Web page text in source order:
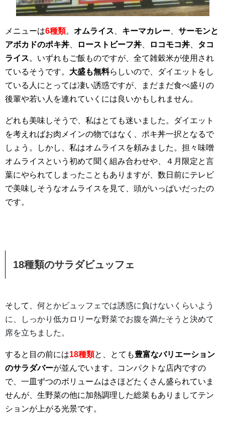
メニューは6種類。 オムライス キーマカレー
サーモンと
アボカドのポキ丼
ローストビーフ丼 ロコモコ丼
タコ
ライス。いずれもご飯ものですが、全て雑穀米が使用され
ているそうです。 大盛も無料らしいので、ダイエットをし
ている人にとっては凄い誘惑ですが、まだまだ食べ盛りの
後輩や若い人を連れていくには良いかもしれません。
どれも美味しそうで、私はとても迷いました。ダイエット
を考えればお肉メインの物ではなく、ポキ丼一択となるで
しょう。しかし、私はオムライスを頼みました。担々味噌
オムライスという初めて聞く組み合わせや、４月限定と言
葉にやられてしまったこともありますが、数日前にテレビ
で美味しそうなオムライスを見て、頭がいっぱいだったの
です。
18種類のサラダビュッフェ
そして、 何とかビュッフェでは誘惑に負けないくらいよう
に、しっかり低カロリーな野菜でお腹を満たそうと決めて
席を立ちました。
すると目の前には18種類と、とても豊富なバリエーション
のサラダバーが並んでいます。コンパクトな店内ですの
で、一皿ずつのボリュームはさほどたくさん盛られていま
せんが、生野菜の他に加熱調理した総菜もありましてテン
ションが上がる光景です。